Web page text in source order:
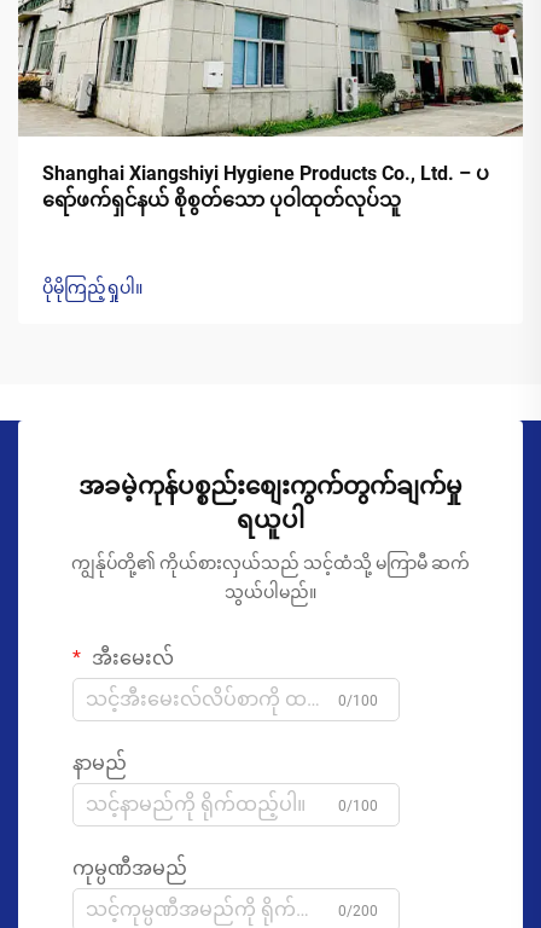
Shanghai Xiangshiyi Hygiene Products Co., Ltd. – ပ
ရော်ဖက်ရှင်နယ် စိုစွတ်သော ပုဝါထုတ်လုပ်သူ
ပိုမိုကြည့်ရှုပါ။
အခမဲ့ကုန်ပစ္စည်းစျေးကွက်တွက်ချက်မှု
ရယူပါ
ကျွန်ုပ်တို့၏ ကိုယ်စားလှယ်သည် သင့်ထံသို့ မကြာမီ ဆက်
သွယ်ပါမည်။
အီးမေးလ်
0/100
နာမည်
0/100
ကုမ္ပဏီအမည်
0/200